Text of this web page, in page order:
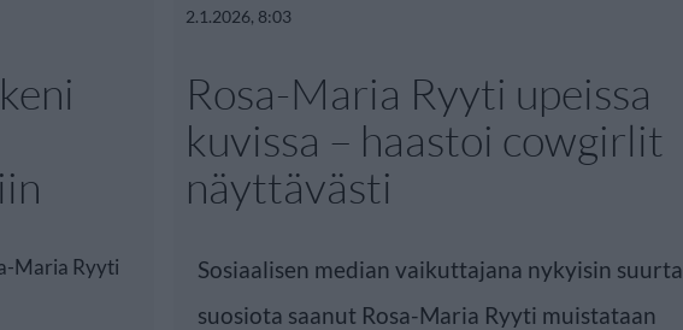
Maria Ryyti
2.1.2026, 8:03
Rosa-Maria Ryyti upeissa
kuvissa – haastoi cowgirlit
näyttävästi
Sosiaalisen median vaikuttajana nykyisin suurta
suosiota saanut Rosa-Maria Ryyti muistataan